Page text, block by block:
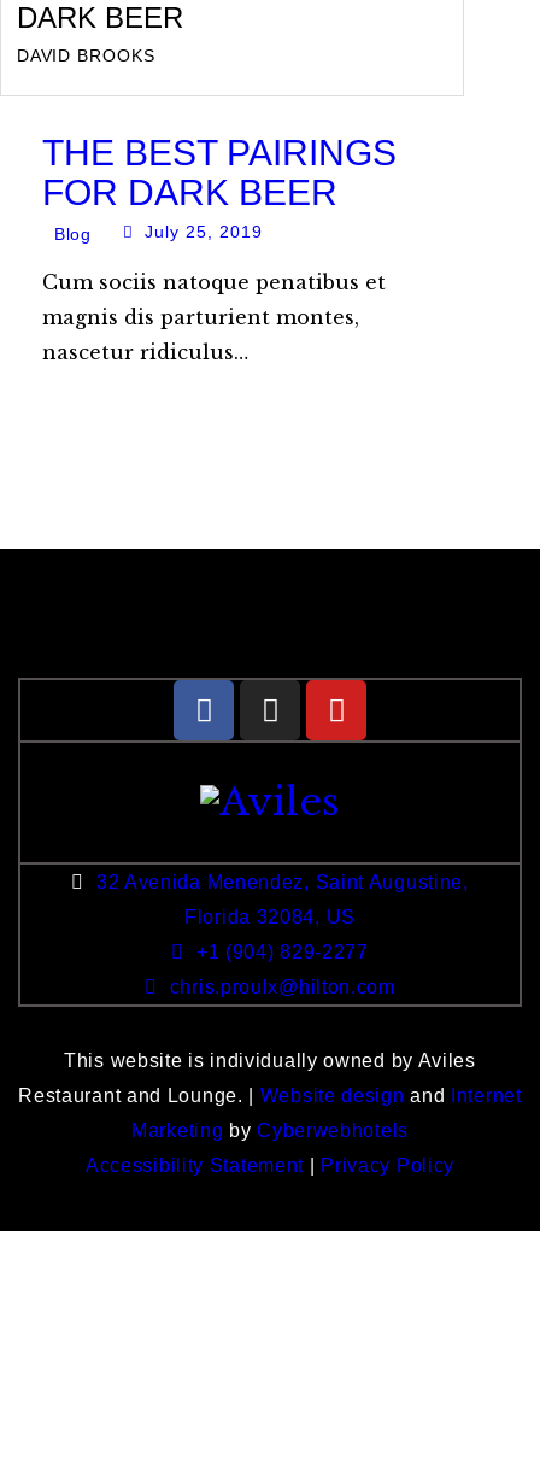
DAVID BROOKS
DARK BEER
THE BEST PAIRINGS
FOR DARK BEER
Blog July 25, 2019
Cum sociis natoque penatibus et
magnis dis parturient montes,
nascetur ridiculus…
32 Avenida Menendez, Saint Augustine,
Florida 32084, US
+1 (904) 829-2277
chris.proulx@hilton.com
This website is individually owned by Aviles
Restaurant and Lounge. | Website design and
Internet
Marketing byCyberwebhotels
Accessibility Statement
Privacy Policy